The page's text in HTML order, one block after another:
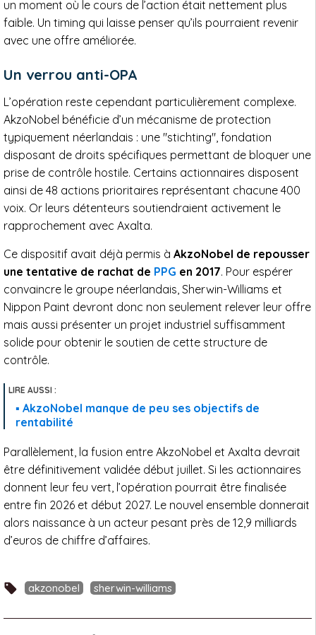
un moment où le cours de l’action était nettement plus
faible. Un timing qui laisse penser qu’ils pourraient revenir
avec une offre améliorée.
Un verrou anti-OPA
L’opération reste cependant particulièrement complexe.
AkzoNobel bénéficie d’un mécanisme de protection
typiquement néerlandais : une "stichting", fondation
disposant de droits spécifiques permettant de bloquer une
prise de contrôle hostile. Certains actionnaires disposent
ainsi de 48 actions prioritaires représentant chacune 400
voix. Or leurs détenteurs soutiendraient activement le
rapprochement avec Axalta.
Ce dispositif avait déjà permis à AkzoNobel de repousser
une tentative de rachat de PPG en 2017. Pour espérer
convaincre le groupe néerlandais, Sherwin-Williams et
Nippon Paint devront donc non seulement relever leur offre
mais aussi présenter un projet industriel suffisamment
solide pour obtenir le soutien de cette structure de
contrôle.
AkzoNobel manque de peu ses objectifs de
rentabilité
Parallèlement, la fusion entre AkzoNobel et Axalta devrait
être définitivement validée début juillet. Si les actionnaires
donnent leur feu vert, l’opération pourrait être finalisée
entre fin 2026 et début 2027. Le nouvel ensemble donnerait
alors naissance à un acteur pesant près de 12,9 milliards
d’euros de chiffre d’affaires.
akzonobel sherwin-williams